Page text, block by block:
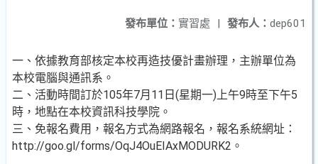
發布人： dep601
發布單位： 實習處 |
一、依據教育部核定本校再造技優計畫辦理，主辦單位為
本校電腦與通訊系。
二、活動時間訂於105年7月11日(星期一)上午9時至下午5
時，地點在本校資訊科技學院。
三、免報名費用，報名方式為網路報名，報名系統網址：
http://goo.gl/forms/OqJ4OuEIAxMODURK2。